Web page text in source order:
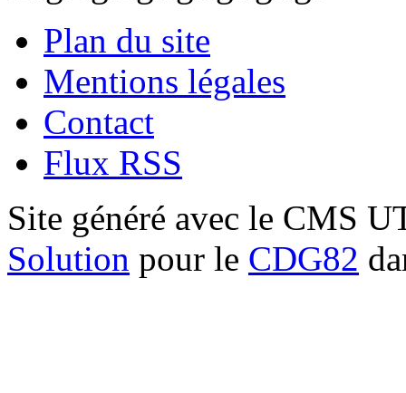
Plan du site
Mentions légales
Contact
Flux RSS
Site généré avec le CMS
Solution pour le CDG82